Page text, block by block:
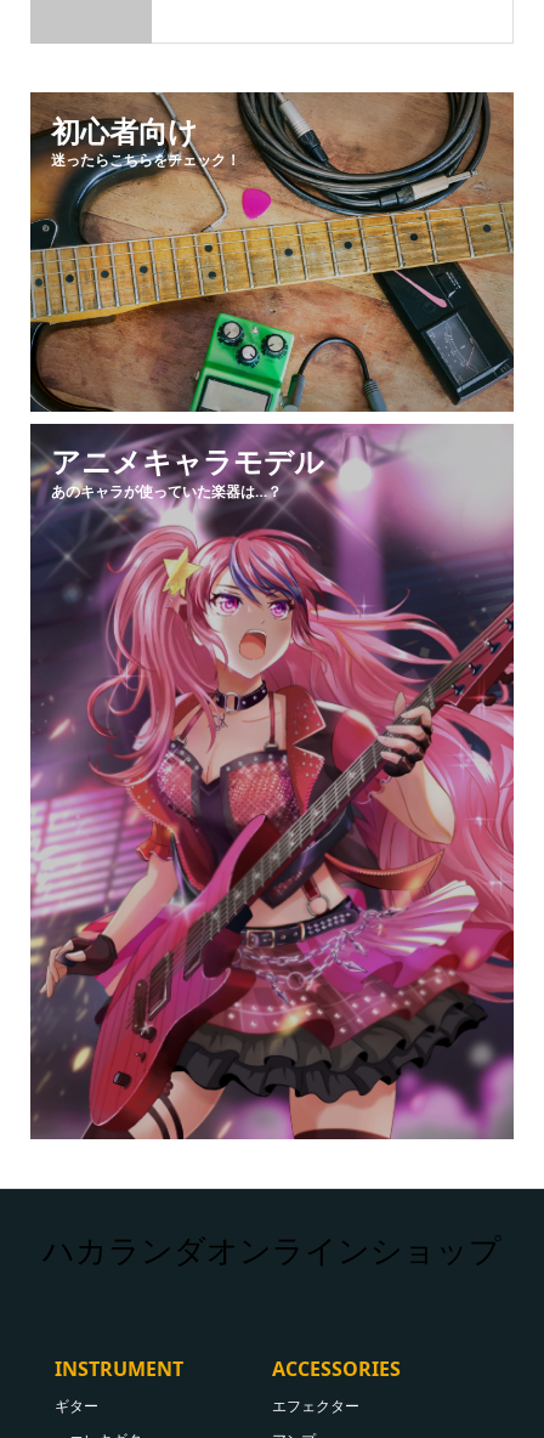
初心者向け
迷ったらこちらをチェック！
アニメキャラモデル
あのキャラが使っていた楽器は…？
ハカランダオンラインショップ
INSTRUMENT
ギター
ACCESSORIES
エフェクター